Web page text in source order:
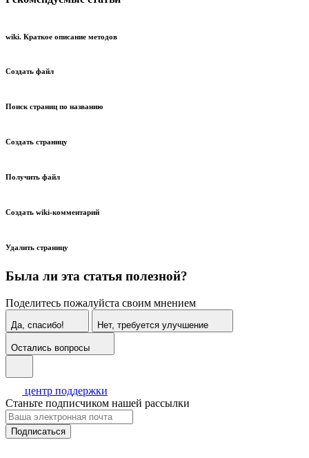
wiki. Краткое описание методов
Создать файл
Поиск страниц по названию
Создать страницу
Получить файл
Создать wiki-комментарий
Удалить страницу
Была ли эта статья полезной?
Поделитесь пожалуйста своим мнением
Да, спасибо! Нет, требуется улучшение
Остались вопросы
центр поддержки
Станьте подписчиком нашей рассылки
Подписаться